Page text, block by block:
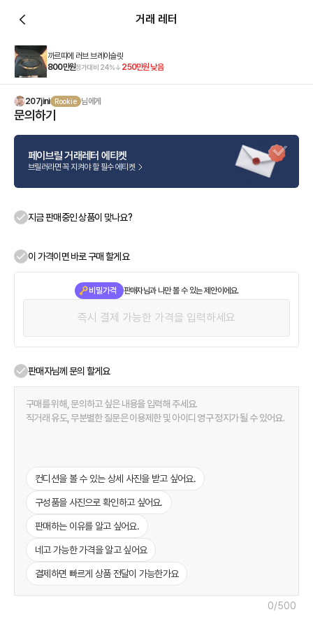
거래 레터
까르띠에 러브 브레이슬릿
800만원정가대비 24% 250만원낮음
207jini Rookie 님에게
문의하기
페이브릴 거래레터 에티켓
브릴러라면 꼭 지켜야 할 필수 에티켓
지금 판매중인 상품이 맞나요?
이 가격이면 바로 구매 할게요
비밀가격 판매자님과 나만 볼 수 있는 제안이에요.
판매자님께 문의 할게요
0/500
컨디션을 볼 수 있는 상세 사진을 받고 싶어요.
구성품을 사진으로 확인하고 싶어요.
판매하는 이유를 알고 싶어요.
네고 가능한 가격을 알고 싶어요
결제하면 빠르게 상품 전달이 가능한가요